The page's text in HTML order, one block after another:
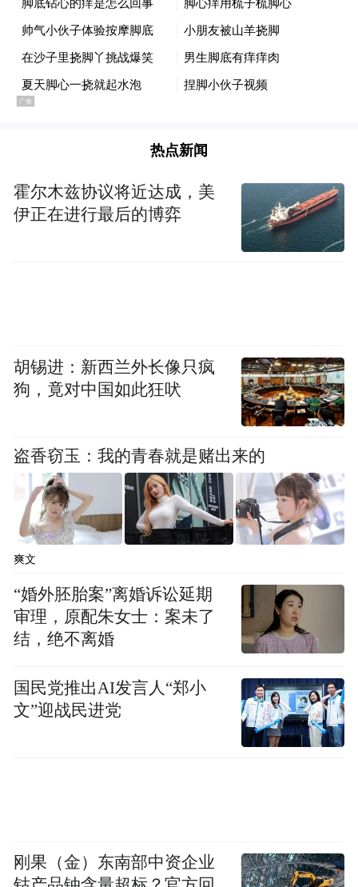
省黄南藏族自治州同仁县隆务河畔的热贡
作为国内最具权威性和规范性的热贡文化研
究、保护单位，拥有以唐卡为代表的独家官
方认证的热贡文化艺术品市场推广权。同
时，其也是黄南州热贡文化馆馆藏级唐卡艺
黄南州艺术馆馆藏级艺术品（名称：弥勒佛极乐
世界种类：彩唐
用料：玛瑙、绿松石、孔雀石、珊瑚等作
者：国家级工艺美术大师斗尕先生）
黄南州艺术馆馆藏级艺术品（名称：五都财神种
热点新闻
霍尔木兹协议将近达成，美
伊正在进行最后的博弈
胡锡进：新西兰外长像只疯
狗，竟对中国如此狂吠
盗香窃玉：我的青春就是赌出来的
爽文
“婚外胚胎案”离婚诉讼延期
审理，原配朱女士：案未了
结，绝不离婚
国民党推出AI发言人“郑小
文”迎战民进党
刚果（金）东南部中资企业